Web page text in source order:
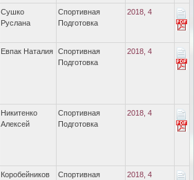
Сушко
Руслана
Спортивная
Подготовка
2018, 4
Евпак Наталия Спортивная
Подготовка
2018, 4
Никитенко
Алексей
Спортивная
Подготовка
2018, 4
Коробейников Спортивная 2018, 4